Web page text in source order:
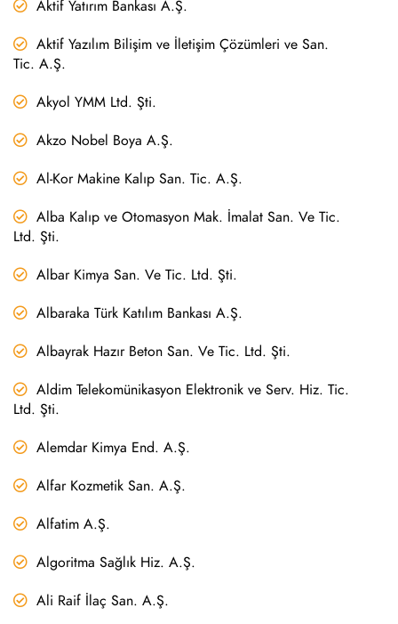
Aktif Yatırım Bankası A.Ş.
Aktif Yazılım Bilişim ve İletişim Çözümleri ve San.
Tic. A.Ş.
Akyol YMM Ltd. Şti.
Akzo Nobel Boya A.Ş.
Al-Kor Makine Kalıp San. Tic. A.Ş.
Alba Kalıp ve Otomasyon Mak. İmalat San. Ve Tic.
Ltd. Şti.
Albar Kimya San. Ve Tic. Ltd. Şti.
Albaraka Türk Katılım Bankası A.Ş.
Albayrak Hazır Beton San. Ve Tic. Ltd. Şti.
Aldim Telekomünikasyon Elektronik ve Serv. Hiz. Tic.
Ltd. Şti.
Alemdar Kimya End. A.Ş.
Alfar Kozmetik San. A.Ş.
Alfatim A.Ş.
Algoritma Sağlık Hiz. A.Ş.
Ali Raif İlaç San. A.Ş.